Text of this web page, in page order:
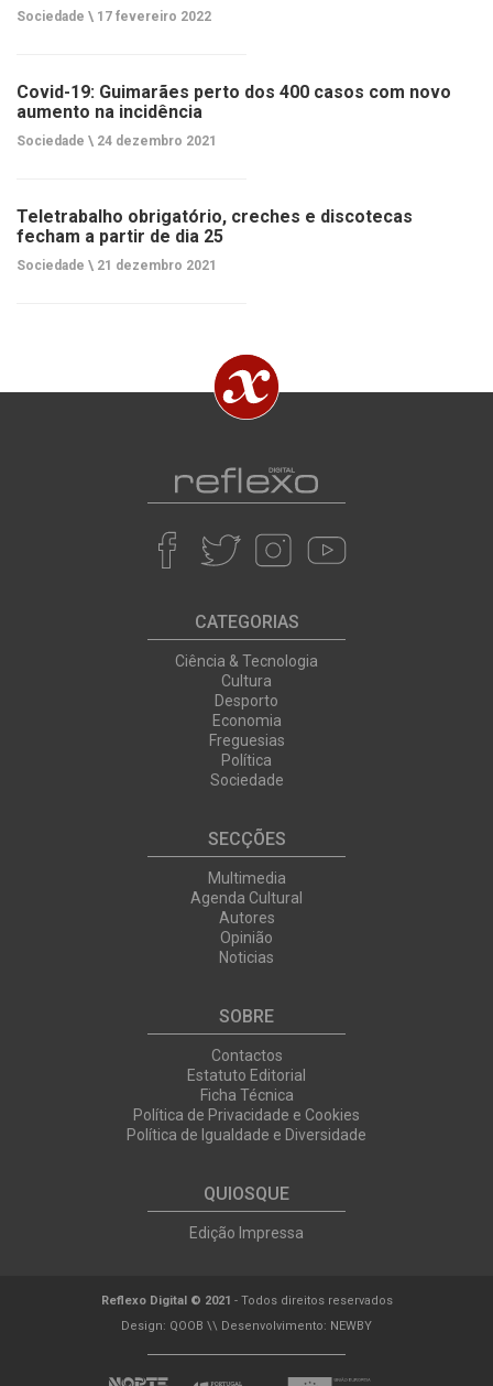
Sociedade \ 17 fevereiro 2022
Covid-19: Guimarães perto dos 400 casos com novo
aumento na incidência
Sociedade \ 24 dezembro 2021
Teletrabalho obrigatório, creches e discotecas
fecham a partir de dia 25
Sociedade \ 21 dezembro 2021
CATEGORIAS
Ciência & Tecnologia
Cultura
Desporto
Economia
Freguesias
Política
Sociedade
SECÇÕES
Multimedia
Agenda Cultural
Autores
Opinião
Noticias
SOBRE
Contactos
Estatuto Editorial
Ficha Técnica
Política de Privacidade e Cookies
Política de Igualdade e Diversidade
QUIOSQUE
Edição Impressa
Reflexo Digital © 2021 - Todos direitos reservados
Design: QOOB \\ Desenvolvimento: NEWBY